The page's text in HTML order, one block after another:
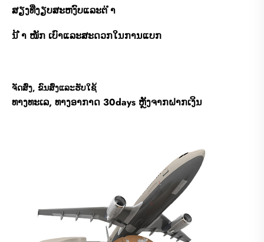
ສຽງທີ່ງຽບສະຫງົບແລະຕ່ ຳ
ນ້ ຳ ໜັກ ເບົາແລະສະດວກໃນການແບກ
ຈັດສົ່ງ, ຂົນສົ່ງແລະຮັບໃຊ້
ທາງທະເລ, ທາງອາກາດ 30days ຫຼັງຈາກຝາກເງິນ